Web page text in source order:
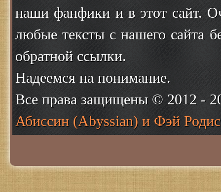
наши фанфики и в этот сайт.
любые тексты с нашего сайта
обратной ссылки.
Надеемся на понимание.
Все права защищены © 2012 -
Абиссин (Abyssian) и Фэй